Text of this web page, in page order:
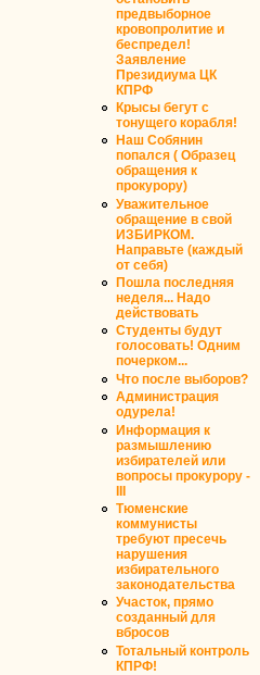
предвыборное
кровопролитие и
беспредел!
Заявление
Президиума ЦК
КПРФ
Крысы бегут с
тонущего корабля!
Наш Собянин
попался ( Образец
обращения к
прокурору)
Уважительное
обращение в свой
ИЗБИРКОМ.
Направьте (каждый
от себя)
Пошла последняя
неделя... Надо
действовать
Студенты будут
голосовать! Одним
почерком...
Что после выборов?
Администрация
одурела!
Информация к
размышлению
избирателей или
вопросы прокурору -
III
Тюменские
коммунисты
требуют пресечь
нарушения
избирательного
законодательства
Участок, прямо
созданный для
вбросов
Тотальный контроль
КПРФ!